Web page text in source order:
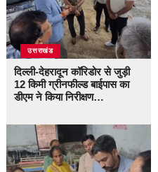
उत्तराखंड
दिल्ली-देहरादून कॉरिडोर से जुड़ी
12 किमी ग्रीनफील्ड बाईपास का
डीएम ने किया निरीक्षण…